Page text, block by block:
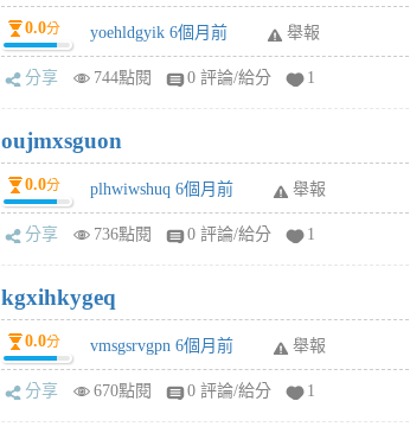
0.0分 yoehldgyik 6個月前 舉報
分享 744點閱 0 評論/給分 1
oujmxsguon
0.0分 plhwiwshuq 6個月前 舉報
分享 736點閱 0 評論/給分 1
kgxihkygeq
0.0分 vmsgsrvgpn 6個月前 舉報
分享 670點閱 0 評論/給分 1